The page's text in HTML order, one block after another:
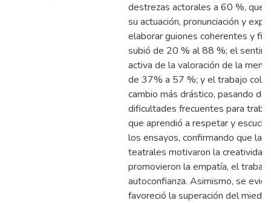
destrezas actorales a 60 %, que
su actuación, pronunciación y
elaborar guiones coherentes y
subió de 20 % al 88 %; el
activa de la valoración de la
de 37% a 57 %; y el trabajo
cambio más drástico, pasando
dificultades frecuentes para
que aprendió a respetar y
los ensayos, confirmando que
teatrales motivaron la creatividad
promovieron la empatía, el
autoconfianza. Asimismo, se
favoreció la superación del